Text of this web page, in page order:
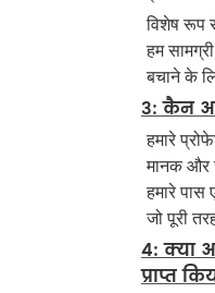
विशेष रूप
हम
बचाने के
3: कैन
हमारे
मानक और
हमारे
जो पूरी
4: क्या
प्राप्त